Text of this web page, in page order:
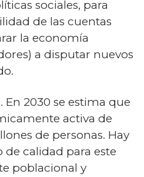
sociales, para
de las cuentas
la economía
a disputar nuevos
En 2030 se estima que
activa de
de personas. Hay
calidad para este
poblacional y